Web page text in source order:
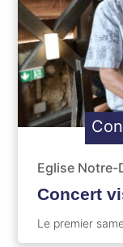
Eglise Notre-
Concert
Le premier